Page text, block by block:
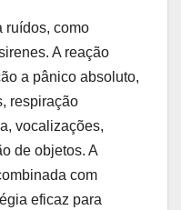
ruídos, como
A reação
a pânico absoluto,
respiração
vocalizações,
de objetos. A
com
eficaz para